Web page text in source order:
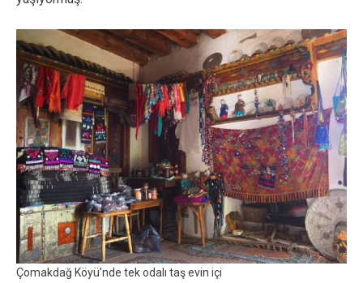
Çomakdağ Köyü’nde tek odalı taş evin içi